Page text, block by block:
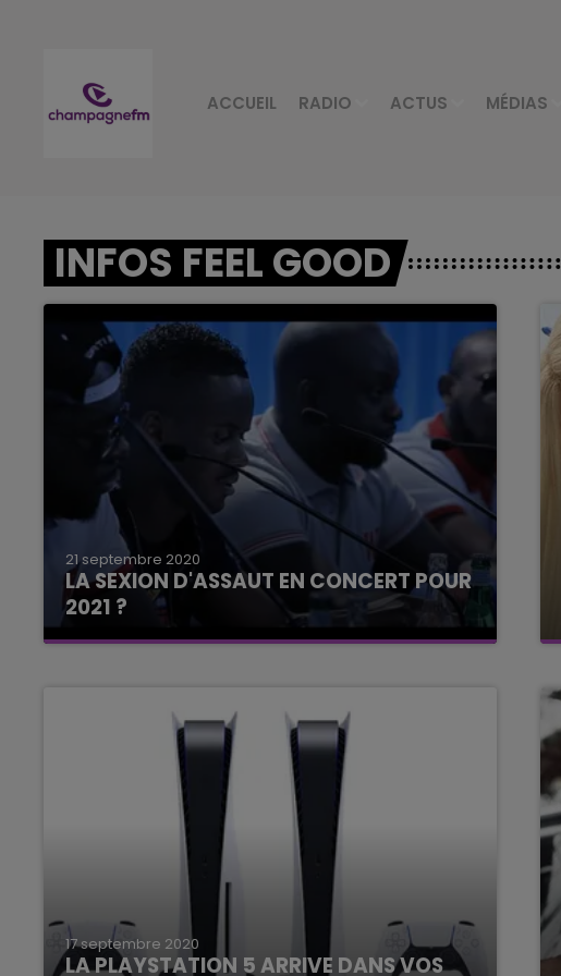
ACCUEIL RADIO ACTUS MÉDIAS
INFOS FEEL GOOD
21 septembre 2020
LA SEXION D'ASSAUT EN CONCERT POUR
2021 ?
C'est une nouvelle qui donne le sourire aux fans
17 septembre 2020
LA PLAYSTATION 5 ARRIVE DANS VOS